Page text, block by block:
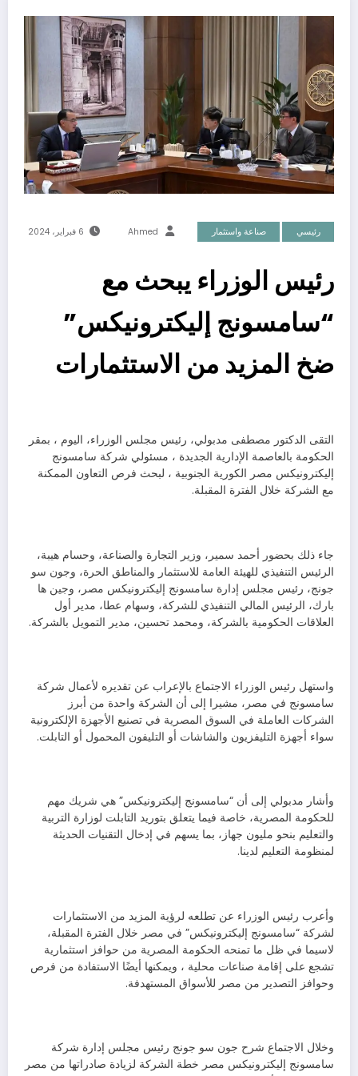
رئيسي صناعة واستثمار Ahmed 6 فبراير، 2024
رئيس الوزراء يبحث مع
“سامسونج إليكترونيكس”
ضخ المزيد من الاستثمارات
التقى الدكتور مصطفى مدبولي، رئيس مجلس الوزراء، اليوم ، بمقر
الحكومة بالعاصمة الإدارية الجديدة ، مسئولي شركة سامسونج
إليكترونيكس مصر الكورية الجنوبية ، لبحث فرص التعاون الممكنة
مع الشركة خلال الفترة المقبلة.
جاء ذلك بحضور أحمد سمير، وزير التجارة والصناعة، وحسام هيبة،
الرئيس التنفيذي للهيئة العامة للاستثمار والمناطق الحرة، وجون سو
جونج، رئيس مجلس إدارة سامسونج إليكترونيكس مصر، وجين ها
بارك، الرئيس المالي التنفيذي للشركة، وسهام عطا، مدير أول
العلاقات الحكومية بالشركة، ومحمد تحسين، مدير التمويل بالشركة.
واستهل رئيس الوزراء الاجتماع بالإعراب عن تقديره لأعمال شركة
سامسونج في مصر، مشيرا إلى أن الشركة واحدة من أبرز
الشركات العاملة في السوق المصرية في تصنيع الأجهزة الإلكترونية
سواء أجهزة التليفزيون والشاشات أو التليفون المحمول أو التابلت.
وأشار مدبولي إلى أن “سامسونج إليكترونيكس” هي شريك مهم
للحكومة المصرية، خاصة فيما يتعلق بتوريد التابلت لوزارة التربية
والتعليم بنحو مليون جهاز، بما يسهم في إدخال التقنيات الحديثة
لمنظومة التعليم لدينا.
وأعرب رئيس الوزراء عن تطلعه لرؤية المزيد من الاستثمارات
لشركة “سامسونج إليكترونيكس” في مصر خلال الفترة المقبلة،
لاسيما في ظل ما تمنحه الحكومة المصرية من حوافز استثمارية
تشجع على إقامة صناعات محلية ، ويمكنها أيضًا الاستفادة من فرص
وحوافز التصدير من مصر للأسواق المستهدفة.
وخلال الاجتماع شرح جون سو جونج رئيس مجلس إدارة شركة
سامسونج إليكترونيكس مصر خطة الشركة لزيادة صادراتها من مصر